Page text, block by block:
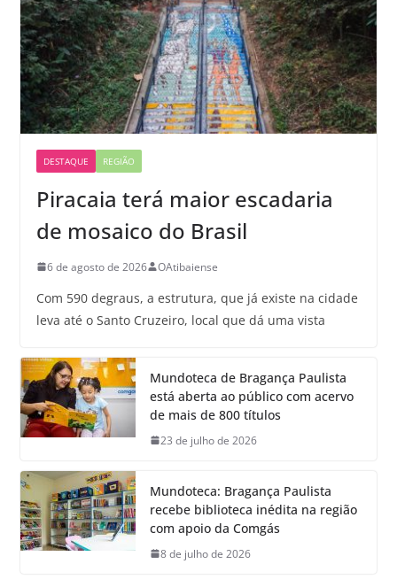
DESTAQUE REGIÃO
Piracaia terá maior escadaria
de mosaico do Brasil
6 de agosto de 2026 OAtibaiense
Com 590 degraus, a estrutura, que já existe na cidade
leva até o Santo Cruzeiro, local que dá uma vista
Mundoteca de Bragança Paulista
está aberta ao público com acervo
de mais de 800 títulos
23 de julho de 2026
Mundoteca: Bragança Paulista
recebe biblioteca inédita na região
com apoio da Comgás
8 de julho de 2026